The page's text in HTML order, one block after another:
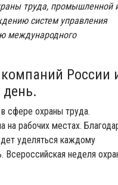
труда, промышленной
систем управления
международного
России
сфере охраны труда.
на рабочих местах.
уделяться каждому
Всероссийская неделя